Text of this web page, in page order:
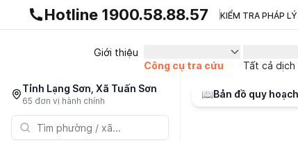
Gnhà production - v1.0.0
Hotline 1900.58.88.57 KIỂM TRA PHÁP
Giới thiệu
Công cụ tra cứu
Tất cả dịch
Tỉnh Lạng Sơn, Xã Tuấn Sơn
65 đơn vị hành chính
📖Bản đồ quy